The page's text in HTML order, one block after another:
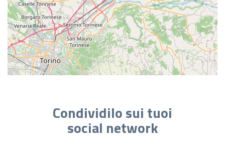
Condividilo sui tuoi
social network